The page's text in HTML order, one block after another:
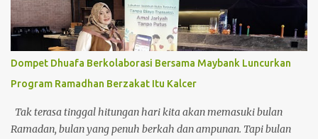
dan lagi saya masih berpikiran ah nanti juga sembuh. Nanti juga
hilang sakitnya. Padahal itu adalah alarm untuk saya
memperhatikan lebih extra lagi kesehatan mata saya.
Penyebab Mata Kering Kebanyakan mata kering dapat terjadi
pada berbagai usia. Akan tetapi umumnya terjadi pada usia
diatas 40 tahun. Jika dibiarkan berlarut dan tidak mendapatkan
penanganan yang tepat, sindrom mata kering ini berisiko m...
Dompet Dhuafa Berkolaborasi Bersama Maybank Luncurkan
Program Ramadhan Berzakat Itu Kalcer
Tak terasa tinggal hitungan hari kita akan memasuki bulan
Ramadan, bulan yang penuh berkah dan ampunan. Tapi bulan